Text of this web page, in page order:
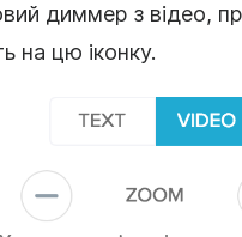
диммер з відео,
на цю іконку.